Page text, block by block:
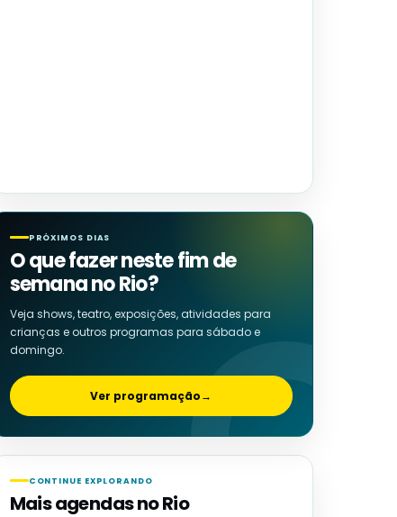
PRÓXIMOS DIAS
O que fazer neste fim de
semana no Rio?
Veja shows, teatro, exposições, atividades para
crianças e outros programas para sábado e
domingo.
Ver programação→
CONTINUE EXPLORANDO
Mais agendas no Rio